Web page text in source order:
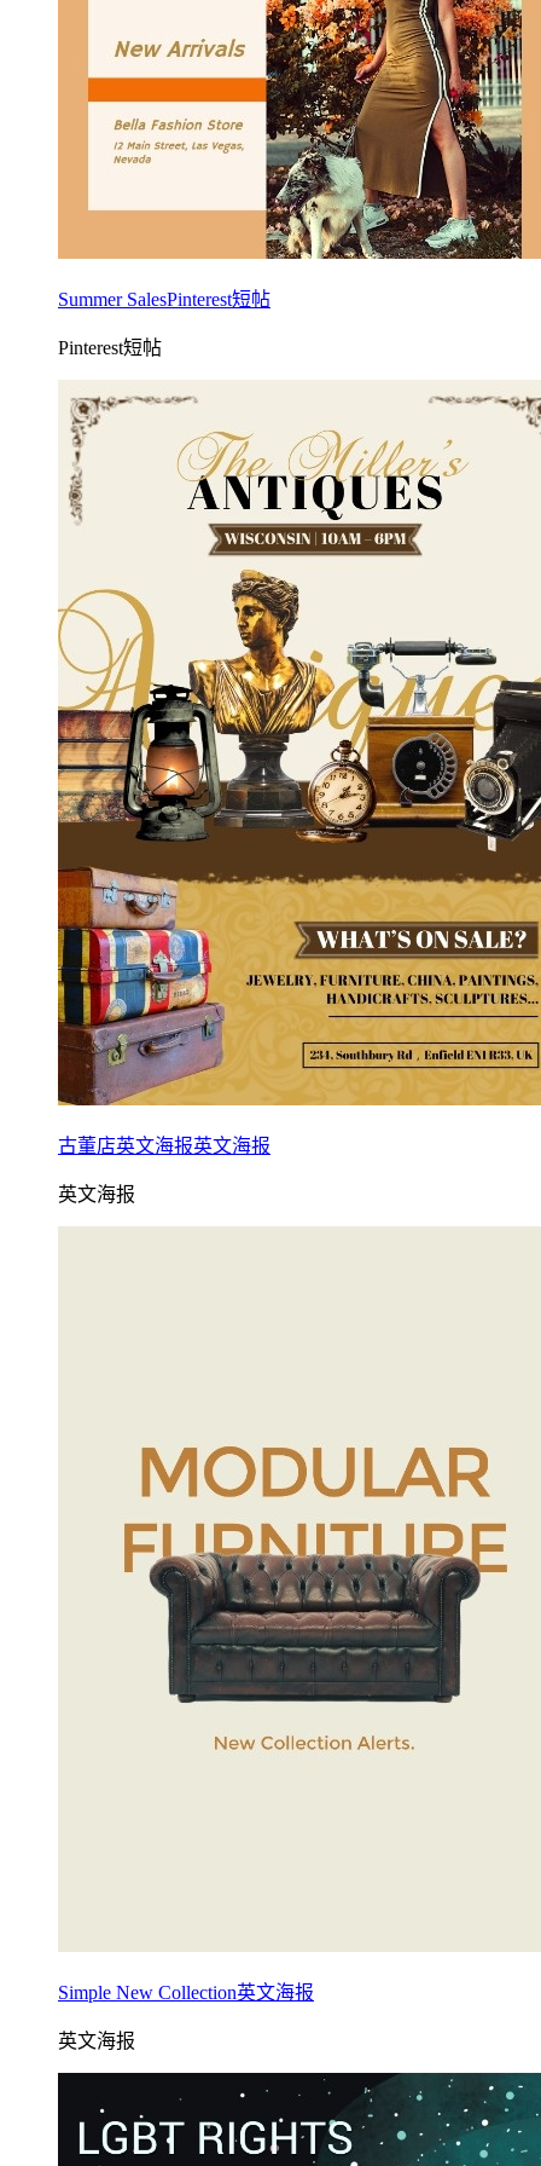
Summer SalesPinterest短帖
Pinterest短帖
古董店英文海报英文海报
英文海报
Simple New Collection英文海报
英文海报